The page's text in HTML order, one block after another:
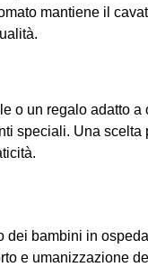
mantiene il
o un regalo adatto a
speciali. Una scelta
dei bambini in
e umanizzazione